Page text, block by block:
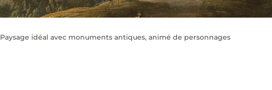
Paysage idéal avec monuments antiques, animé de personnages